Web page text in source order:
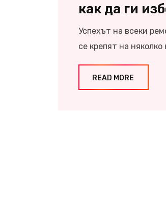
как да ги
Успехът на всеки
се крепят на няколко
READ MORE